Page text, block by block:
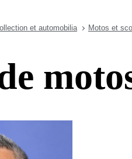
et automobilia Motos et